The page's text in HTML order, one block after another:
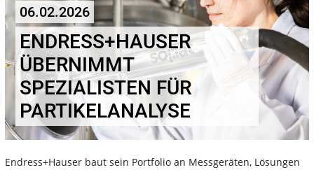
06.02.2026
ENDRESS+HAUSER
ÜBERNIMMT
SPEZIALISTEN FÜR
PARTIKELANALYSE
Endress+Hauser baut sein Portfolio an Messgeräten, Lösungen